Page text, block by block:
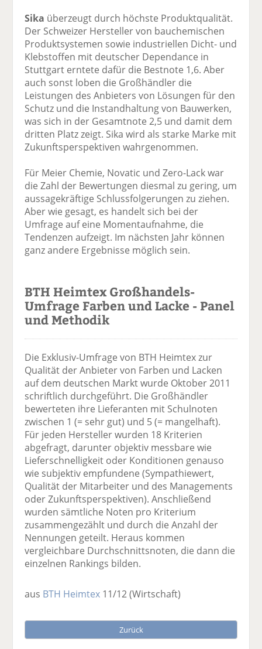
Sika überzeugt durch höchste Produktqualität.
Der Schweizer Hersteller von bauchemischen
Produktsystemen sowie industriellen Dicht- und
Klebstoffen mit deutscher Dependance in
Stuttgart erntete dafür die Bestnote 1,6. Aber
auch sonst loben die Großhändler die
Leistungen des Anbieters von Lösungen für den
Schutz und die Instandhaltung von Bauwerken,
was sich in der Gesamtnote 2,5 und damit dem
dritten Platz zeigt. Sika wird als starke Marke mit
Zukunftsperspektiven wahrgenommen.
Für Meier Chemie, Novatic und Zero-Lack war
die Zahl der Bewertungen diesmal zu gering, um
aussagekräftige Schlussfolgerungen zu ziehen.
Aber wie gesagt, es handelt sich bei der
Umfrage auf eine Momentaufnahme, die
Tendenzen aufzeigt. Im nächsten Jahr können
ganz andere Ergebnisse möglich sein.
BTH Heimtex Großhandels-
Umfrage Farben und Lacke - Panel
und Methodik
Die Exklusiv-Umfrage von BTH Heimtex zur
Qualität der Anbieter von Farben und Lacken
auf dem deutschen Markt wurde Oktober 2011
schriftlich durchgeführt. Die Großhändler
bewerteten ihre Lieferanten mit Schulnoten
zwischen 1 (= sehr gut) und 5 (= mangelhaft).
Für jeden Hersteller wurden 18 Kriterien
abgefragt, darunter objektiv messbare wie
Lieferschnelligkeit oder Konditionen genauso
wie subjektiv empfundene (Sympathiewert,
Qualität der Mitarbeiter und des Managements
oder Zukunftsperspektiven). Anschließend
wurden sämtliche Noten pro Kriterium
zusammengezählt und durch die Anzahl der
Nennungen geteilt. Heraus kommen
vergleichbare Durchschnittsnoten, die dann die
einzelnen Rankings bilden.
aus BTH Heimtex 11/12(Wirtschaft)
Zurück